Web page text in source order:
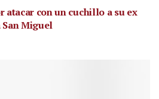
atacar con un cuchillo a su ex
San Miguel